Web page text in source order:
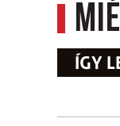
ÍGY